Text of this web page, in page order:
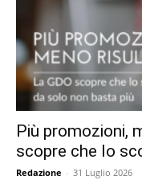
Più promozioni,
scopre che lo
Redazione - 31 Luglio 2026